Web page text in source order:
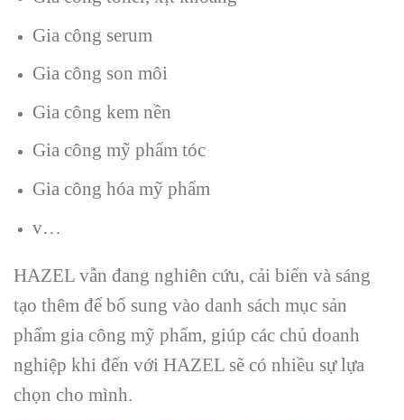
Gia công serum
Gia công son môi
Gia công kem nền
Gia công mỹ phẩm tóc
Gia công hóa mỹ phẩm
v…
HAZEL vẫn đang nghiên cứu, cải biến và sáng
tạo thêm để bổ sung vào danh sách mục sản
phẩm gia công mỹ phẩm, giúp các chủ doanh
nghiệp khi đến với HAZEL sẽ có nhiều sự lựa
chọn cho mình.